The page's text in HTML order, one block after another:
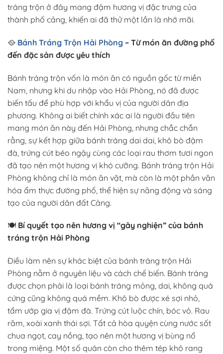
tráng trộn ở đây mang đậm hương vị đặc trưng của
thành phố cảng, khiến ai đã thử một lần là nhớ mãi.
🥘 Bánh Tráng Trộn Hải Phòng – Từ món ăn đường phố
đến đặc sản được yêu thích
Bánh tráng trộn vốn là món ăn có nguồn gốc từ miền
Nam, nhưng khi du nhập vào Hải Phòng, nó đã được
biến tấu để phù hợp với khẩu vị của người dân địa
phương. Không ai biết chính xác ai là người đầu tiên
mang món ăn này đến Hải Phòng, nhưng chắc chắn
rằng, sự kết hợp giữa bánh tráng dai dai, khô bò đậm
đà, trứng cút béo ngậy cùng các loại rau thơm tươi ngon
đã tạo nên một hương vị khó cưỡng. Bánh tráng trộn Hải
Phòng không chỉ là món ăn vặt, mà còn là một phần văn
hóa ẩm thực đường phố, thể hiện sự năng động và sáng
tạo của người dân đất Cảng.
🍽️ Bí quyết tạo nên hương vị “gây nghiện” của bánh
tráng trộn Hải Phòng
Điều làm nên sự khác biệt của bánh tráng trộn Hải
Phòng nằm ở nguyên liệu và cách chế biến. Bánh tráng
được chọn phải là loại bánh tráng mỏng, dai, không quá
cứng cũng không quá mềm. Khô bò được xé sợi nhỏ,
tẩm ướp gia vị đậm đà. Trứng cút luộc chín, bóc vỏ. Rau
răm, xoài xanh thái sợi. Tất cả hòa quyện cùng nước sốt
chua ngọt, cay nồng, tạo nên một hương vị bùng nổ
trong miệng. Một số quán còn cho thêm tép khô rang